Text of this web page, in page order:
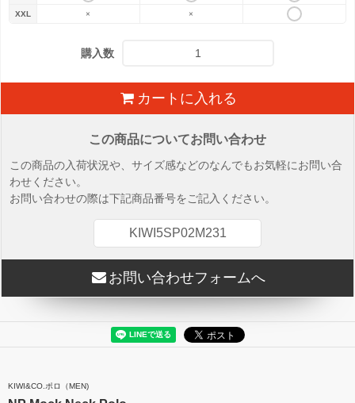
XXL × ×
購入数
カートに入れる
この商品についてお問い合わせ
この商品の入荷状況や、サイズ感などのなんでもお気軽にお問い合
わせください。
お問い合わせの際は下記商品番号をご記入ください。
KIWI5SP02M231
お問い合わせフォームへ
KIWI&CO.ポロ（MEN)